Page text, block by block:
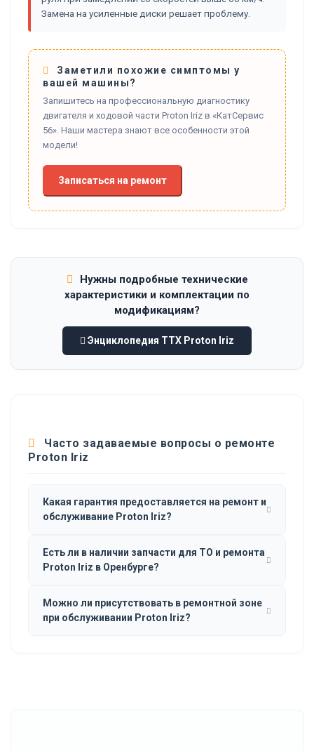
Замена на усиленные диски решает проблему.
Заметили похожие симптомы у
вашей машины?
Запишитесь на профессиональную диагностику
двигателя и ходовой части Proton Iriz в «КатСервис
56». Наши мастера знают все особенности этой
модели!
Записаться на ремонт
Нужны подробные технические
характеристики и комплектации по
модификациям?
Энциклопедия ТТХ Proton Iriz
Часто задаваемые вопросы о ремонте
Proton Iriz
Какая гарантия предоставляется на ремонт и
обслуживание Proton Iriz?
Есть ли в наличии запчасти для ТО и ремонта
Proton Iriz в Оренбурге?
Можно ли присутствовать в ремонтной зоне
при обслуживании Proton Iriz?